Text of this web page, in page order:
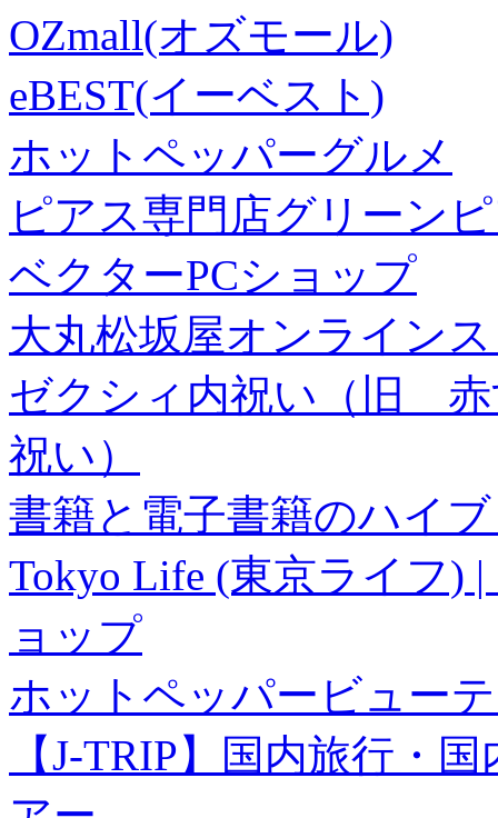
OZmall(オズモール)
eBEST(イーベスト)
ホットペッパーグルメ
ピアス専門店グリーン
ベクターPCショップ
大丸松坂屋オンライン
ゼクシィ内祝い（旧 赤
祝い）
書籍と電子書籍のハイ
Tokyo Life (東京ライフ)
ョップ
ホットペッパービュー
【J-TRIP】国内旅行・